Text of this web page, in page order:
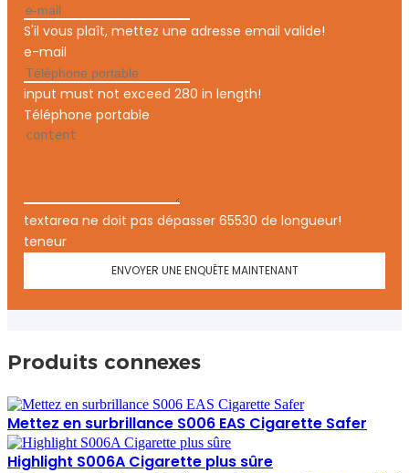
S'il vous plaît, mettez une adresse email valide!
e-mail
input must not exceed 280 in length!
Téléphone portable
textarea ne doit pas dépasser 65530 de longueur!
teneur
ENVOYER UNE ENQUÊTE MAINTENANT
Produits connexes
Mettez en surbrillance S006 EAS Cigarette Safer
Highlight S006A Cigarette plus sûre